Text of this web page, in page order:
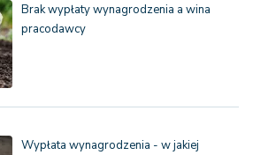
Brak wypłaty wynagrodzenia a wina
pracodawcy
Wypłata wynagrodzenia - w jakiej